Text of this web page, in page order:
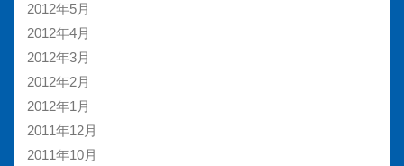
2012年5月
2012年4月
2012年3月
2012年2月
2012年1月
2011年12月
2011年10月